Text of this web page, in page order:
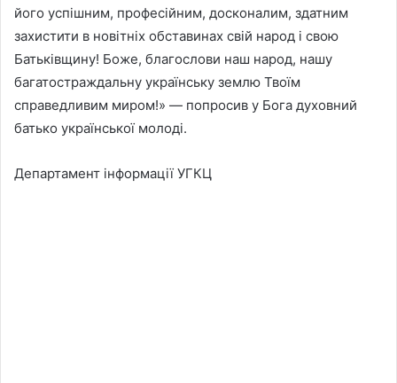
його успішним, професійним, досконалим, здатним
захистити в новітніх обставинах свій народ і свою
Батьківщину! Боже, благослови наш народ, нашу
багатостраждальну українську землю Твоїм
справедливим миром!» — попросив у Бога духовний
батько української молоді.
Департамент інформації УГКЦ